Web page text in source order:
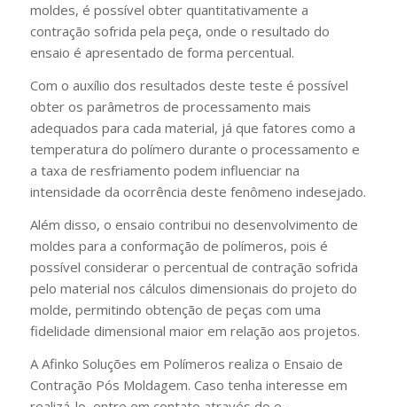
moldes, é possível obter quantitativamente a
contração sofrida pela peça, onde o resultado do
ensaio é apresentado de forma percentual.
Com o auxílio dos resultados deste teste é possível
obter os parâmetros de processamento mais
adequados para cada material, já que fatores como a
temperatura do polímero durante o processamento e
a taxa de resfriamento podem influenciar na
intensidade da ocorrência deste fenômeno indesejado.
Além disso, o ensaio contribui no desenvolvimento de
moldes para a conformação de polímeros, pois é
possível considerar o percentual de contração sofrida
pelo material nos cálculos dimensionais do projeto do
molde, permitindo obtenção de peças com uma
fidelidade dimensional maior em relação aos projetos.
A Afinko Soluções em Polímeros realiza o Ensaio de
Contração Pós Moldagem. Caso tenha interesse em